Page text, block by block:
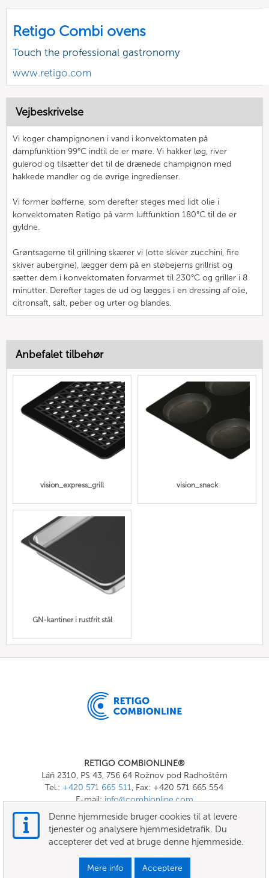
Retigo Combi ovens
Touch the professional gastronomy
www.retigo.com
Vejbeskrivelse
Vi koger champignonen i vand i konvektomaten på
dampfunktion 99°C indtil de er møre. Vi hakker løg, river
gulerod og tilsætter det til de drænede champignon med
hakkede mandler og de øvrige ingredienser.
Vi former bøfferne, som derefter steges med lidt olie i
konvektomaten Retigo på varm luftfunktion 180°C til de er
gyldne.
Grøntsagerne til grillning skærer vi (otte skiver zucchini, fire
skiver aubergine), lægger dem på en støbejerns grillrist og
sætter dem i konvektomaten forvarmet til 230°C og griller i 8
minutter. Derefter tages de ud og lægges i en dressing af olie,
citronsaft, salt, peber og urter og blandes.
Anbefalet tilbehør
vision_express_grill vision_snack
GN-kantiner i rustfrit stål
RETIGO COMBIONLINE®
Láň 2310, PS 43, 756 64 Rožnov pod Radhoštěm
Tel.: +420 571 665 511, Fax: +420 571 665 554
E-mail:info@combionline.com
OnlineMenu
VILKÅR OG BETINGELSER
Denne hjemmeside bruger cookies til at levere
tjenester og analysere hjemmesidetrafik. Du
accepterer det ved at bruge denne hjemmeside.
Mere info Acceptere